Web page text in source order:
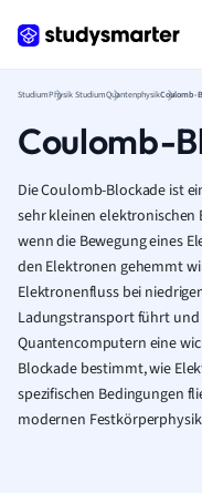
StudiumPhysik StudiumQuantenphysikCoulomb-
Coulomb-
Die Coulomb-Blockade ist
sehr kleinen
wenn die Bewegung eines
den Elektronen gehemmt
Elektronenfluss bei
Ladungstransport führt
Quantencomputern eine
Blockade bestimmt, wie
spezifischen Bedingungen
modernen